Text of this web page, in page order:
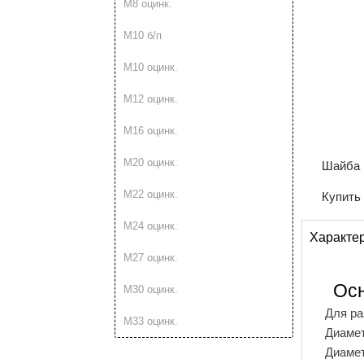
М8 оцинк.
М10 б/п
М10 оцинк.
М12 оцинк.
М16 оцинк.
М20 оцинк.
М22 оцинк.
М24 оцинк.
М27 оцинк.
М30 оцинк.
М33 оцинк.
Шайба
Для